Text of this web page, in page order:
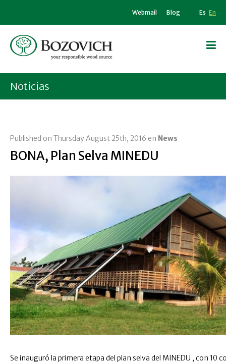
Webmail Blog Es En
Noticias
Published on Thursday August 25th, 2016 en News
BONA, Plan Selva MINEDU
Se inauguró la primera etapa del plan selva del MINEDU , con 10